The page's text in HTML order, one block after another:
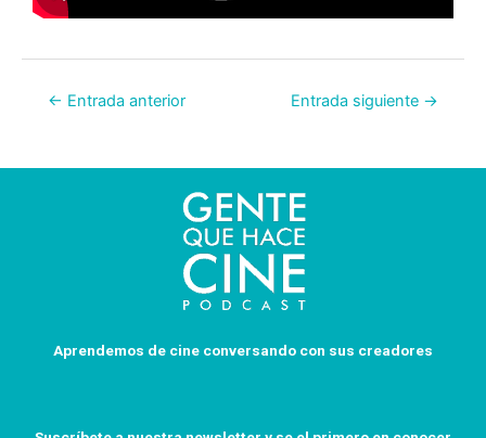
← Entrada anterior Entrada siguiente →
Aprendemos de cine conversando con sus creadores